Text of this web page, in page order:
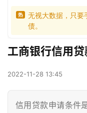
热
无视大数据，只要
债。
工商银行信用
2022-11-28 13:45
信用贷款申请条件